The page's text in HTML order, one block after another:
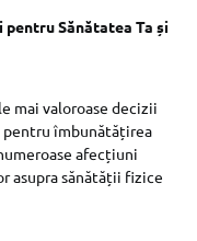
Sănătatea Ta și
mai valoroase decizii
pentru îmbunătățirea
afecțiuni
asupra sănătății fizice